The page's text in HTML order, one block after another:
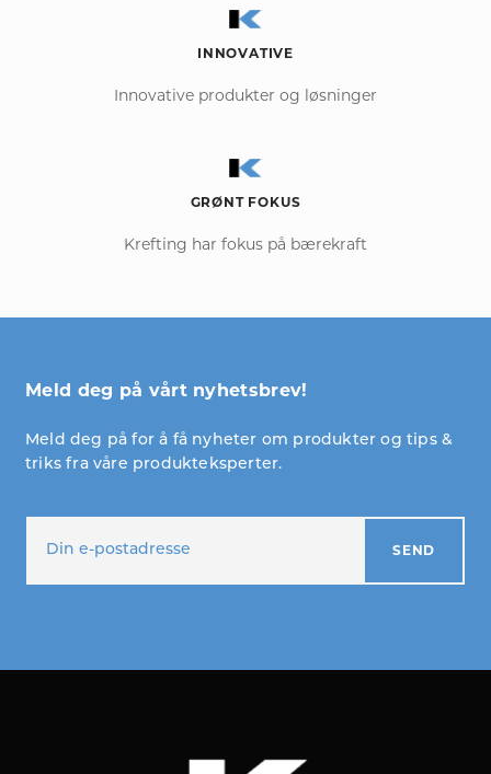
INNOVATIVE
Innovative produkter og løsninger
GRØNT FOKUS
Krefting har fokus på bærekraft
Meld deg på vårt nyhetsbrev!
Meld deg på for å få nyheter om produkter og tips &
triks fra våre produkteksperter.